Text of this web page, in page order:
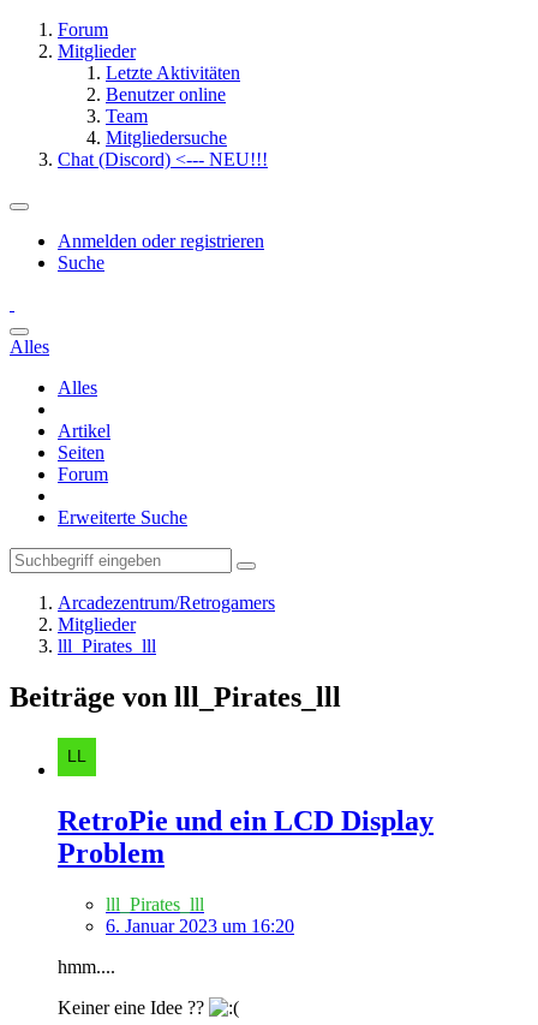
Forum
Mitglieder
Letzte Aktivitäten
Benutzer online
Team
Mitgliedersuche
Chat (Discord) <--- NEU!!!
Anmelden oder registrieren
Suche
Alles
Alles
Artikel
Seiten
Forum
Erweiterte Suche
Arcadezentrum/Retrogamers
Mitglieder
lll_Pirates_lll
Beiträge von lll_Pirates_lll
RetroPie und ein LCD Display
Problem
lll_Pirates_lll
6. Januar 2023 um 16:20
hmm....
Keiner eine Idee ??